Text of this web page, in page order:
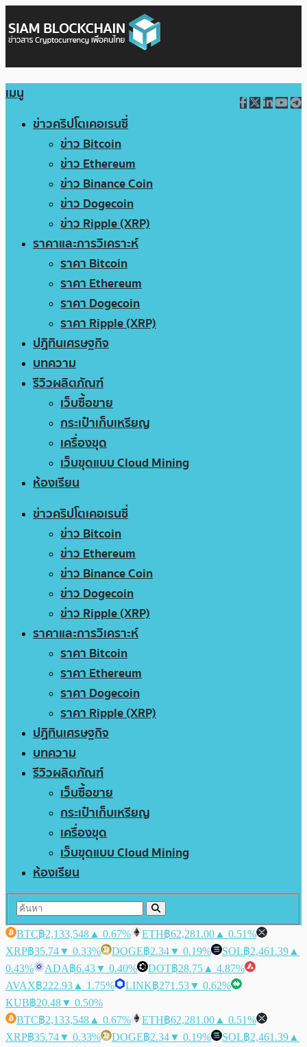
เมนู
ข่าวคริปโตเคอเรนซี่
ข่าว Bitcoin
ข่าว Ethereum
ข่าว Binance Coin
ข่าว Dogecoin
ข่าว Ripple (XRP)
ราคาและการวิเคราะห์
ราคา Bitcoin
ราคา Ethereum
ราคา Dogecoin
ราคา Ripple (XRP)
ปฏิทินเศรษฐกิจ
บทความ
รีวิวผลิตภัณฑ์
เว็บซื้อขาย
กระเป๋าเก็บเหรียญ
เครื่องขุด
เว็บขุดแบบ Cloud Mining
ห้องเรียน
ข่าวคริปโตเคอเรนซี่
ข่าว Bitcoin
ข่าว Ethereum
ข่าว Binance Coin
ข่าว Dogecoin
ข่าว Ripple (XRP)
ราคาและการวิเคราะห์
ราคา Bitcoin
ราคา Ethereum
ราคา Dogecoin
ราคา Ripple (XRP)
ปฏิทินเศรษฐกิจ
บทความ
รีวิวผลิตภัณฑ์
เว็บซื้อขาย
กระเป๋าเก็บเหรียญ
เครื่องขุด
เว็บขุดแบบ Cloud Mining
ห้องเรียน
BTC฿2,133,548 ▲ 0.67% ETH฿62,281.00 ▲ 0.51%
XRP฿35.74▼ 0.33% DOGE฿2.34▼ 0.19% SOL฿2,461.39 ▲
0.43%
ADA฿6.43▼ 0.40% DOT฿28.75 ▲ 4.87%
AVAX฿222.93 ▲ 1.75% LINK฿271.53▼ 0.62%
KUB฿20.48▼ 0.50%
BTC฿2,133,548 ▲ 0.67% ETH฿62,281.00 ▲ 0.51%
XRP฿35.74▼ 0.33% DOGE฿2.34▼ 0.19% SOL฿2,461.39 ▲